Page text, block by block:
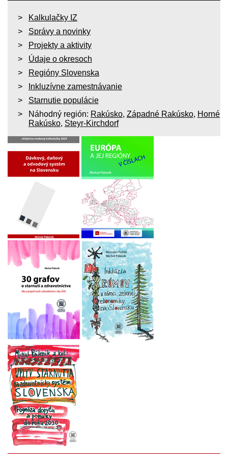
Kalkulačky IZ
Správy a novinky
Projekty a aktivity
Údaje o okresoch
Regióny Slovenska
Inkluzívne zamestnávanie
Starnutie populácie
Náhodný región: Rakúsko, Západné Rakúsko, Horné
Rakúsko, Steyr-Kirchdorf